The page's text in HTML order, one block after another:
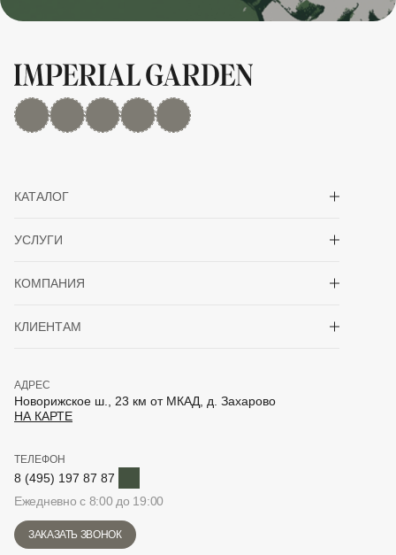
MAX Дзен YouTuberutubeTelegram
КАТАЛОГ
УСЛУГИ
КОМПАНИЯ
КЛИЕНТАМ
АДРЕС
Новорижское ш., 23 км от МКАД, д. Захарово
НА КАРТЕ
ТЕЛЕФОН
8 (495) 197 87 87
Ежедневно с 8:00 до 19:00
ЗАКАЗАТЬ ЗВОНОК